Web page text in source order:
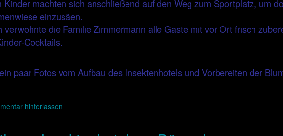
Kinder machten sich anschließend auf den Weg zum Sportplatz, um
einzusäen.
verwöhnte die Familie Zimmermann alle Gäste mit vor Ort frisch
Cocktails.
paar Fotos vom Aufbau des Insektenhotels und Vorbereiten der
hinterlassen